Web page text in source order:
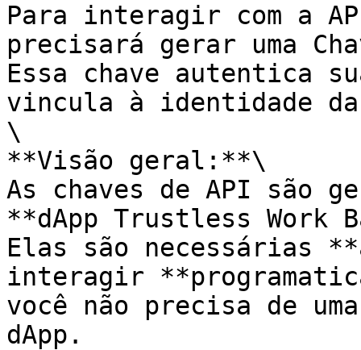
Para interagir com a
precisará gerar uma
Essa chave autentica
vincula à identidade
\
**Visão geral:**\
As chaves de API são
**dApp Trustless Work
Elas são necessárias
interagir
você não precisa de
dApp.